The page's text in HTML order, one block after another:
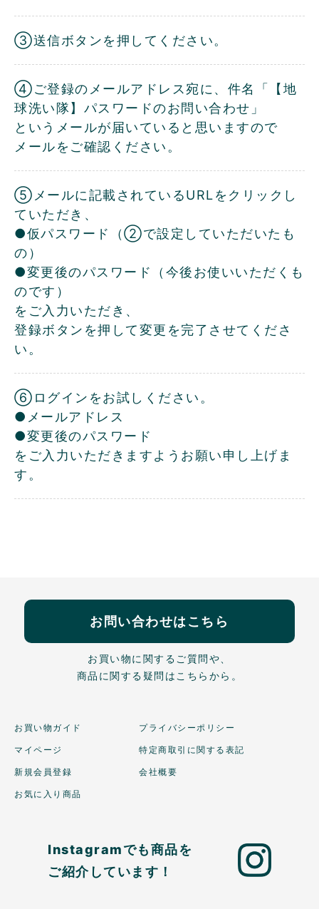
③送信ボタンを押してください。
④ご登録のメールアドレス宛に、件名「【地
球洗い隊】パスワードのお問い合わせ」
というメールが届いていると思いますので
メールをご確認ください。
⑤メールに記載されているURLをクリックし
ていただき、
●仮パスワード（②で設定していただいたも
の）
●変更後のパスワード（今後お使いいただくも
のです）
をご入力いただき、
登録ボタンを押して変更を完了させてくださ
い。
⑥ログインをお試しください。
●メールアドレス
●変更後のパスワード
をご入力いただきますようお願い申し上げま
す。
お問い合わせはこちら
お買い物に関するご質問や、
商品に関する疑問はこちらから。
お買い物ガイド
マイページ
新規会員登録
お気に入り商品
プライバシーポリシー
特定商取引に関する表記
会社概要
Instagramでも商品を
ご紹介しています！